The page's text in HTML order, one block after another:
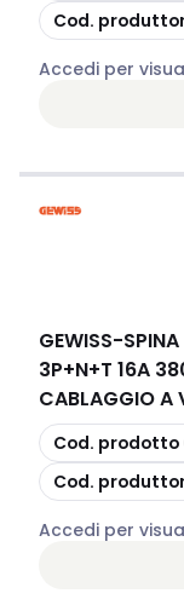
copia
Cod.
Accedi per
GEWISS-
3P+N+T 16A
CABLAGGIO A
copia
Cod. prodotto
copia
Cod.
Accedi per